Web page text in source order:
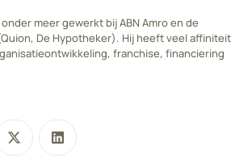
meer gewerkt bij ABN Amro en de
De Hypotheker). Hij heeft veel affiniteit
franchise, financiering